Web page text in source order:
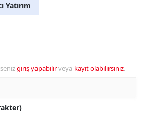
Yatırım
giriş yapabilirveya kayıt olabilirsiniz.